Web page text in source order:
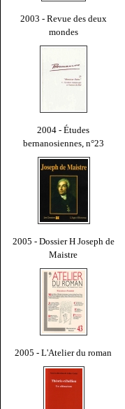
2003 - Revue des deux
mondes
2004 - Études
bernanosiennes, n°23
2005 - Dossier H Joseph de
Maistre
2005 - L'Atelier du roman